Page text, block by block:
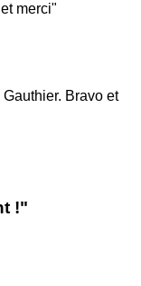
merci"
Bravo et
!"